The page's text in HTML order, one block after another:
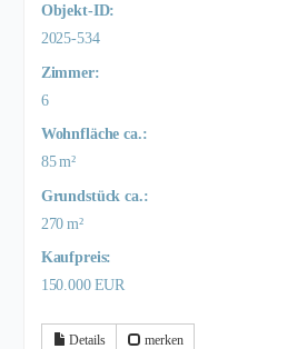
Objekt-ID:
2025-534
Zimmer:
6
Wohnfläche ca.:
85 m²
Grund­stück ca.:
270 m²
Kaufpreis:
150.000 EUR
Details merken